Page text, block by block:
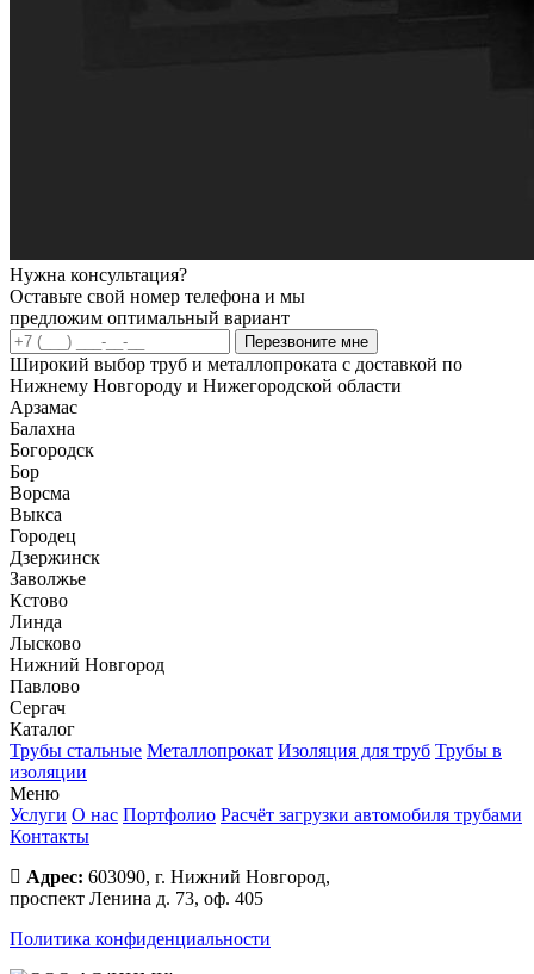
Нужна консультация?
Оставьте свой номер телефона и мы
предложим оптимальный вариант
Перезвоните мне
Широкий выбор труб и металлопроката с доставкой по
Нижнему Новгороду и Нижегородской области
Арзамас
Балахна
Богородск
Бор
Ворсма
Выкса
Городец
Дзержинск
Заволжье
Кстово
Линда
Лысково
Нижний Новгород
Павлово
Сергач
Каталог
Трубы стальные Металлопрокат Изоляция для труб Трубы в
изоляции
Меню
Услуги О нас Портфолио Расчёт загрузки автомобиля трубами
Контакты
Адрес: 603090, г. Нижний Новгород,
проспект Ленина д. 73, оф. 405
Политика конфиденциальности